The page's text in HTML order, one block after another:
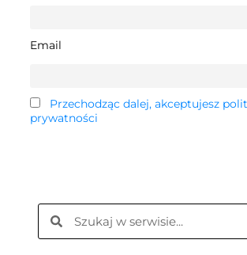
Email
Przechodząc dalej, akceptujesz
prywatności